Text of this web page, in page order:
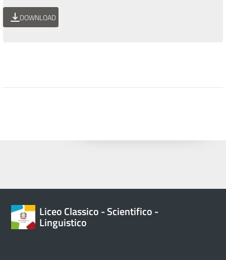
DOWNLOAD
Liceo Classico - Scientifico -
Linguistico